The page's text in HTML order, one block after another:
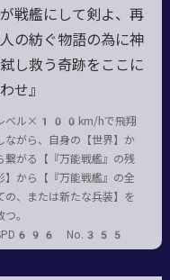
戦艦にして剣よ、再
の紡ぐ物語の為に神
し救う奇跡をここに
せ』
ベル×100km/hで飛翔
ながら、自身の【世界】か
繋がる【『万能戦艦』の残
】から【『万能戦艦』の全
の、または新たな兵装】を
つ。
No.355